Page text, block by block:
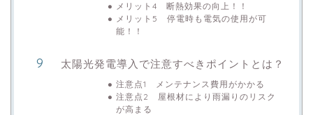
メリット4 断熱効果の向上！！
メリット5 停電時も電気の使用が可
能！！
太陽光発電導入で注意すべきポイントとは？
注意点1 メンテナンス費用がかかる
注意点2 屋根材により雨漏りのリスク
が高まる